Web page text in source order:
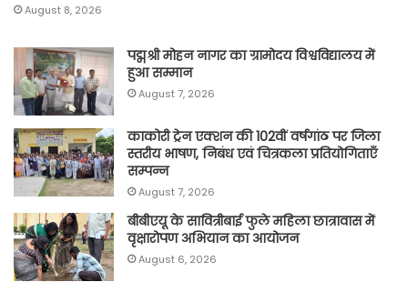
August 8, 2026
पद्मश्री मोहन नागर का ग्रामोदय विश्वविद्यालय में
हुआ सम्मान
August 7, 2026
काकोरी ट्रेन एक्शन की 102वीं वर्षगांठ पर जिला
स्तरीय भाषण, निबंध एवं चित्रकला प्रतियोगिताएँ
सम्पन्न
August 7, 2026
बीबीएयू के सावित्रीबाई फुले महिला छात्रावास में
वृक्षारोपण अभियान का आयोजन
August 6, 2026